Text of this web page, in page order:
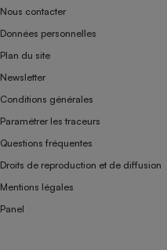
Nous contacter
Données personnelles
Plan du site
Newsletter
Conditions générales
Paramétrer les traceurs
Questions fréquentes
Droits de reproduction et de diffusion
Mentions légales
Panel